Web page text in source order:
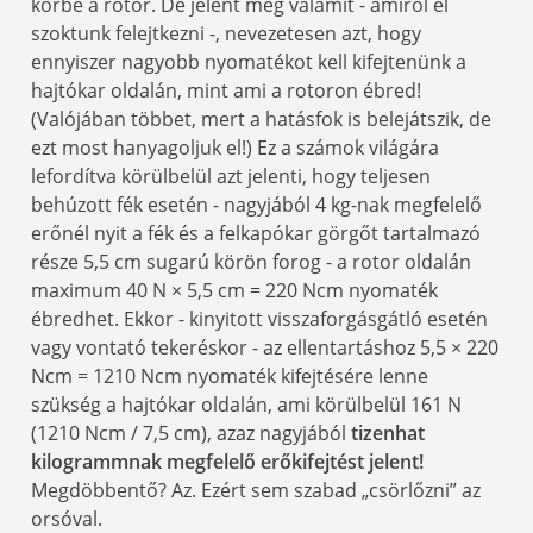
szoktunk felejtkezni -, nevezetesen azt, hogy
ennyiszer nagyobb nyomatékot kell kifejtenünk a
hajtókar oldalán, mint ami a rotoron ébred!
(Valójában többet, mert a hatásfok is belejátszik, de
ezt most hanyagoljuk el!) Ez a számok világára
lefordítva körülbelül azt jelenti, hogy teljesen
behúzott fék esetén - nagyjából 4 kg-nak megfelelő
erőnél nyit a fék és a felkapókar görgőt tartalmazó
része 5,5 cm sugarú körön forog - a rotor oldalán
maximum 40 N × 5,5 cm = 220 Ncm nyomaték
ébredhet. Ekkor - kinyitott visszaforgásgátló esetén
vagy vontató tekeréskor - az ellentartáshoz 5,5 × 220
Ncm = 1210 Ncm nyomaték kifejtésére lenne
szükség a hajtókar oldalán, ami körülbelül 161 N
(1210 Ncm / 7,5 cm), azaz nagyjából tizenhat
kilogrammnak megfelelő erőkifejtést jelent!
Megdöbbentő? Az. Ezért sem szabad „csörlőzni” az
orsóval.